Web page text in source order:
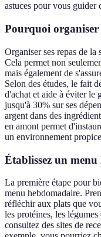
astuces pour vous guider
Pourquoi organiser
Organiser ses repas de la
Cela permet non
mais également de
Selon des études, le fait
d'achat et aide à éviter le
jusqu'à 30% sur ses
argent dans des
en amont permet
un environnement
Établissez un
La première étape pour
menu hebdomadaire.
réfléchir aux plats que
les protéines, les
consultez des sites de